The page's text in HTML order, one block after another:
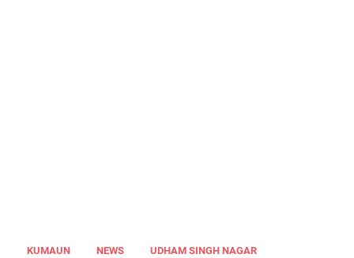
KUMAUN NEWS UDHAM SINGH NAGAR